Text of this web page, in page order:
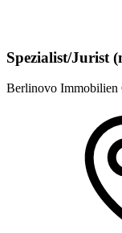
Spezialist/Jurist
Berlinovo Immobilien